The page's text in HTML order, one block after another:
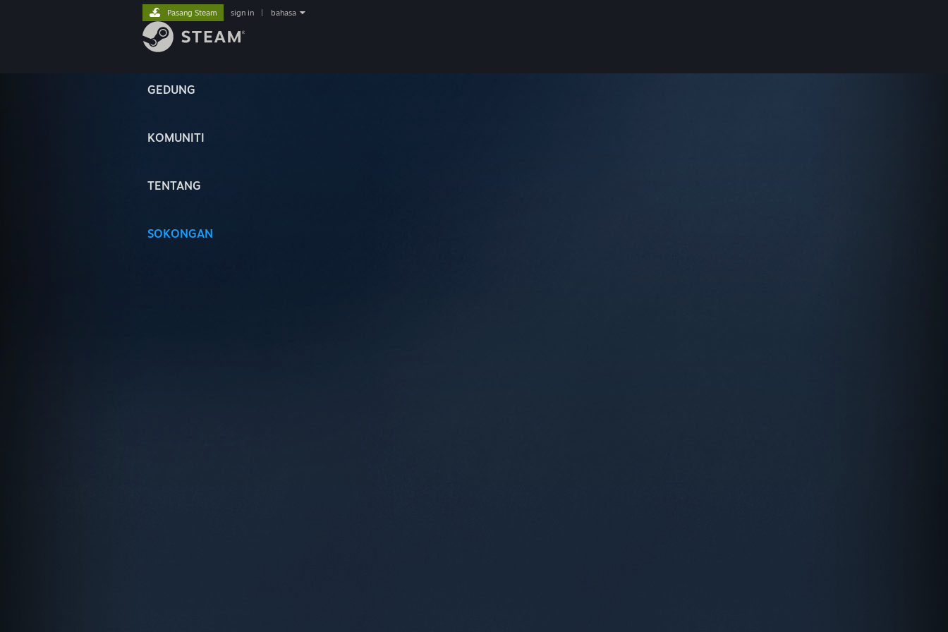
GEDUNG
KOMUNITI
TENTANG
SOKONGAN
Pasang Steam sign in bahasa